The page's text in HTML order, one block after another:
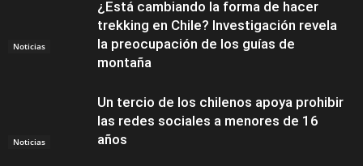
Noticias
¿Está cambiando la forma de hacer
trekking en Chile? Investigación revela
la preocupación de los guías de
montaña
Noticias
Un tercio de los chilenos apoya prohibir
las redes sociales a menores de 16
años